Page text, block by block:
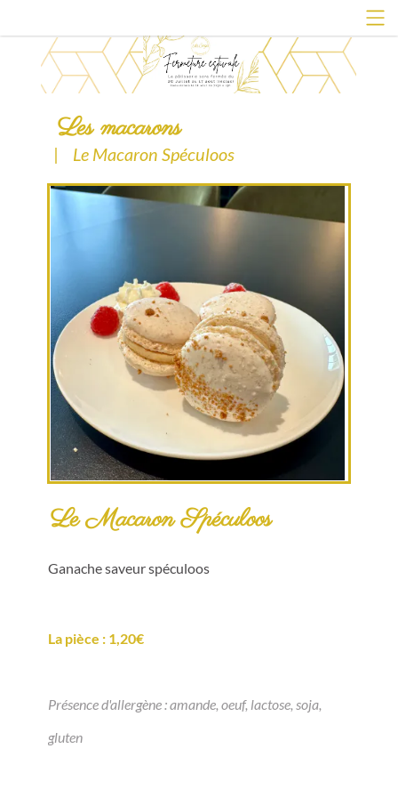
Les macarons
| Le Macaron Spéculoos
Le Macaron Spéculoos
Ganache saveur spéculoos
La pièce : 1,20€
Présence d'allergène : amande, oeuf, lactose, soja,
gluten